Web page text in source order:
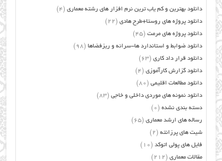
دانلود بهترین و کم یاب ترین نرم افزار های رشته معماری (4)
دانلود پروژه های روستا+طرح هادی (22)
دانلود پروژه های مرمت (45)
دانلود ضوابط و استاندارد ها-سرانه و ریزفضاها (98)
دانلود قرار داد کاری (63)
دانلود گزارش کارآموزی (4)
دانلود مطالعات اقلیمی (80)
دانلود نمونه های موردی داخلی و خاجی (83)
دسته بندی نشده (0)
رساله های ارشد معماری (65)
شیت های پرزانته (2)
فایل های پولی اتوکد (10)
مقالات معماری (212)